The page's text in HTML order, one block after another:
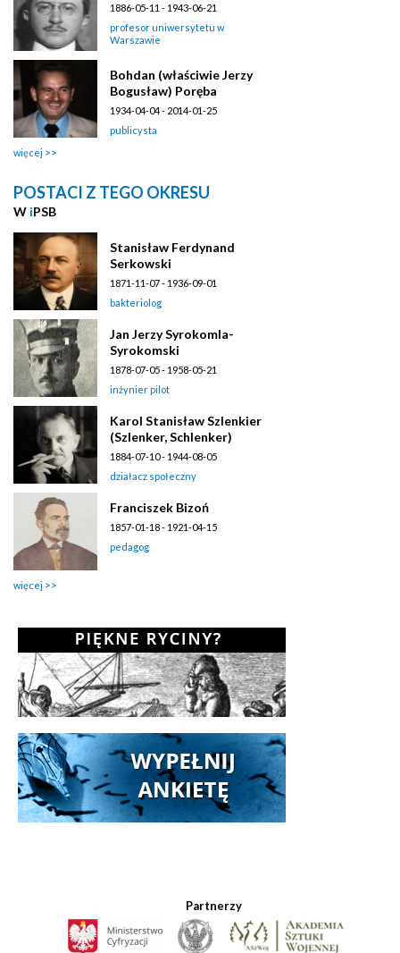
1886-05-11 - 1943-06-21
profesor uniwersytetu w
Warszawie
Bohdan (właściwie Jerzy
Bogusław) Poręba
1934-04-04 - 2014-01-25
publicysta
więcej
POSTACI Z TEGO OKRESU
W iPSB
Stanisław Ferdynand
Serkowski
1871-11-07 - 1936-09-01
bakteriolog
Jan Jerzy Syrokomla-
Syrokomski
1878-07-05 - 1958-05-21
inżynier pilot
Karol Stanisław Szlenkier
(Szlenker, Schlenker)
1884-07-10 - 1944-08-05
działacz społeczny
Franciszek Bizoń
1857-01-18 - 1921-04-15
pedagog
więcej
Partnerzy